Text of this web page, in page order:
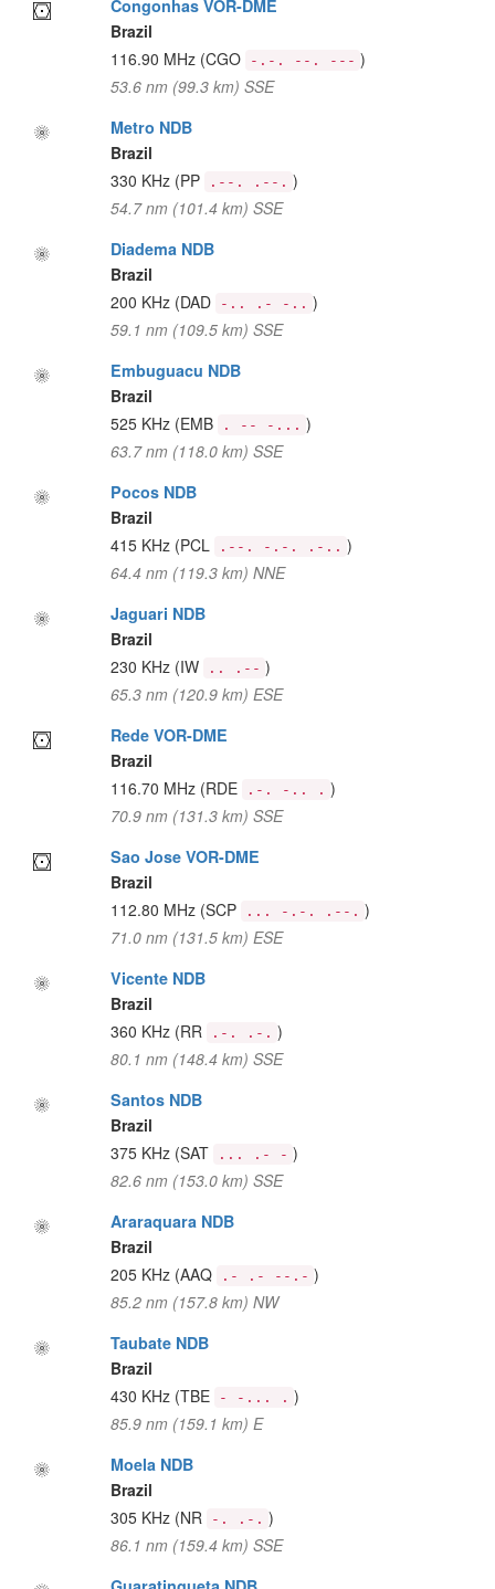
Congonhas VOR-DME
Brazil
116.90 MHz (CGO -.-. --. --- )
53.6 nm (99.3 km) SSE
Metro NDB
Brazil
330 KHz (PP .--. .--. )
54.7 nm (101.4 km) SSE
Diadema NDB
Brazil
200 KHz (DAD -.. .- -.. )
59.1 nm (109.5 km) SSE
Embuguacu NDB
Brazil
525 KHz (EMB . -- -... )
63.7 nm (118.0 km) SSE
Pocos NDB
Brazil
415 KHz (PCL .--. -.-. .-.. )
64.4 nm (119.3 km) NNE
Jaguari NDB
Brazil
230 KHz (IW .. .-- )
65.3 nm (120.9 km) ESE
Rede VOR-DME
Brazil
116.70 MHz (RDE .-. -.. . )
70.9 nm (131.3 km) SSE
Sao Jose VOR-DME
Brazil
112.80 MHz (SCP ... -.-. .--. )
71.0 nm (131.5 km) ESE
Vicente NDB
Brazil
360 KHz (RR .-. .-. )
80.1 nm (148.4 km) SSE
Santos NDB
Brazil
375 KHz (SAT ... .- - )
82.6 nm (153.0 km) SSE
Araraquara NDB
Brazil
205 KHz (AAQ .- .- --.- )
85.2 nm (157.8 km) NW
Taubate NDB
Brazil
430 KHz (TBE - -... . )
85.9 nm (159.1 km) E
Moela NDB
Brazil
305 KHz (NR -. .-. )
86.1 nm (159.4 km) SSE